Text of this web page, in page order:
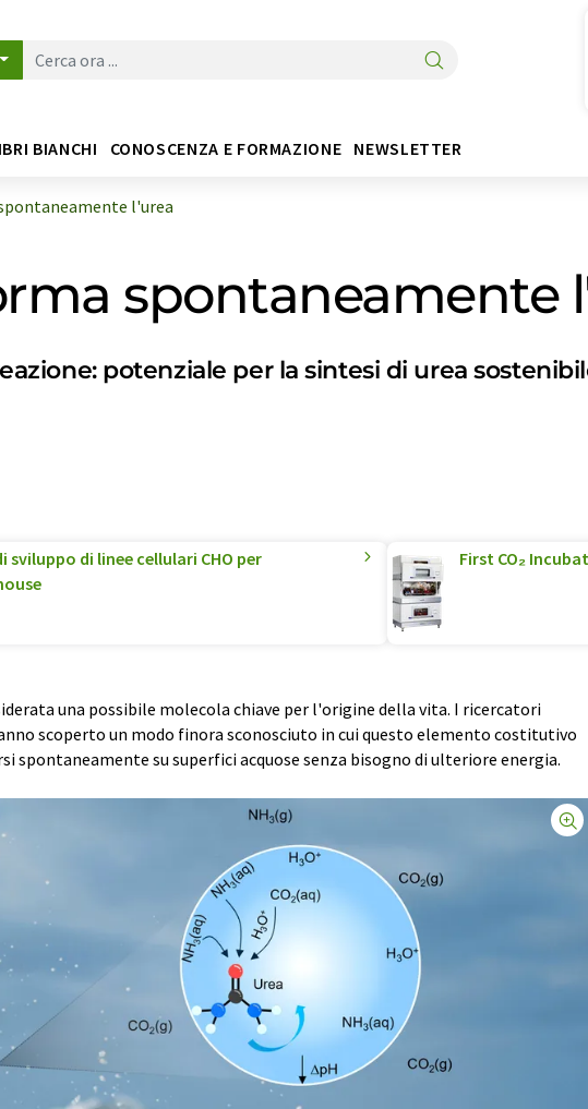
BIANCHI CONOSCENZA E FORMAZIONE NEWSLETTER
l'urea
spontaneamente
potenziale per la sintesi di urea
di linee cellulari CHO per
First CO₂
una possibile molecola chiave per l'origine della vita. I ricercatori
scoperto un modo finora sconosciuto in cui questo elemento costitutivo
spontaneamente su superfici acquose senza bisogno di ulteriore energia.